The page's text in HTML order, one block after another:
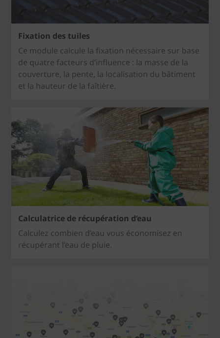
Fixation des tuiles
Ce module calcule la fixation nécessaire sur base
de quatre facteurs d’influence : la masse de la
couverture, la pente, la localisation du bâtiment
et la hauteur de la faîtière.
Calculatrice de récupération d’eau
Calculez combien d’eau vous économisez en
récupérant l’eau de pluie.